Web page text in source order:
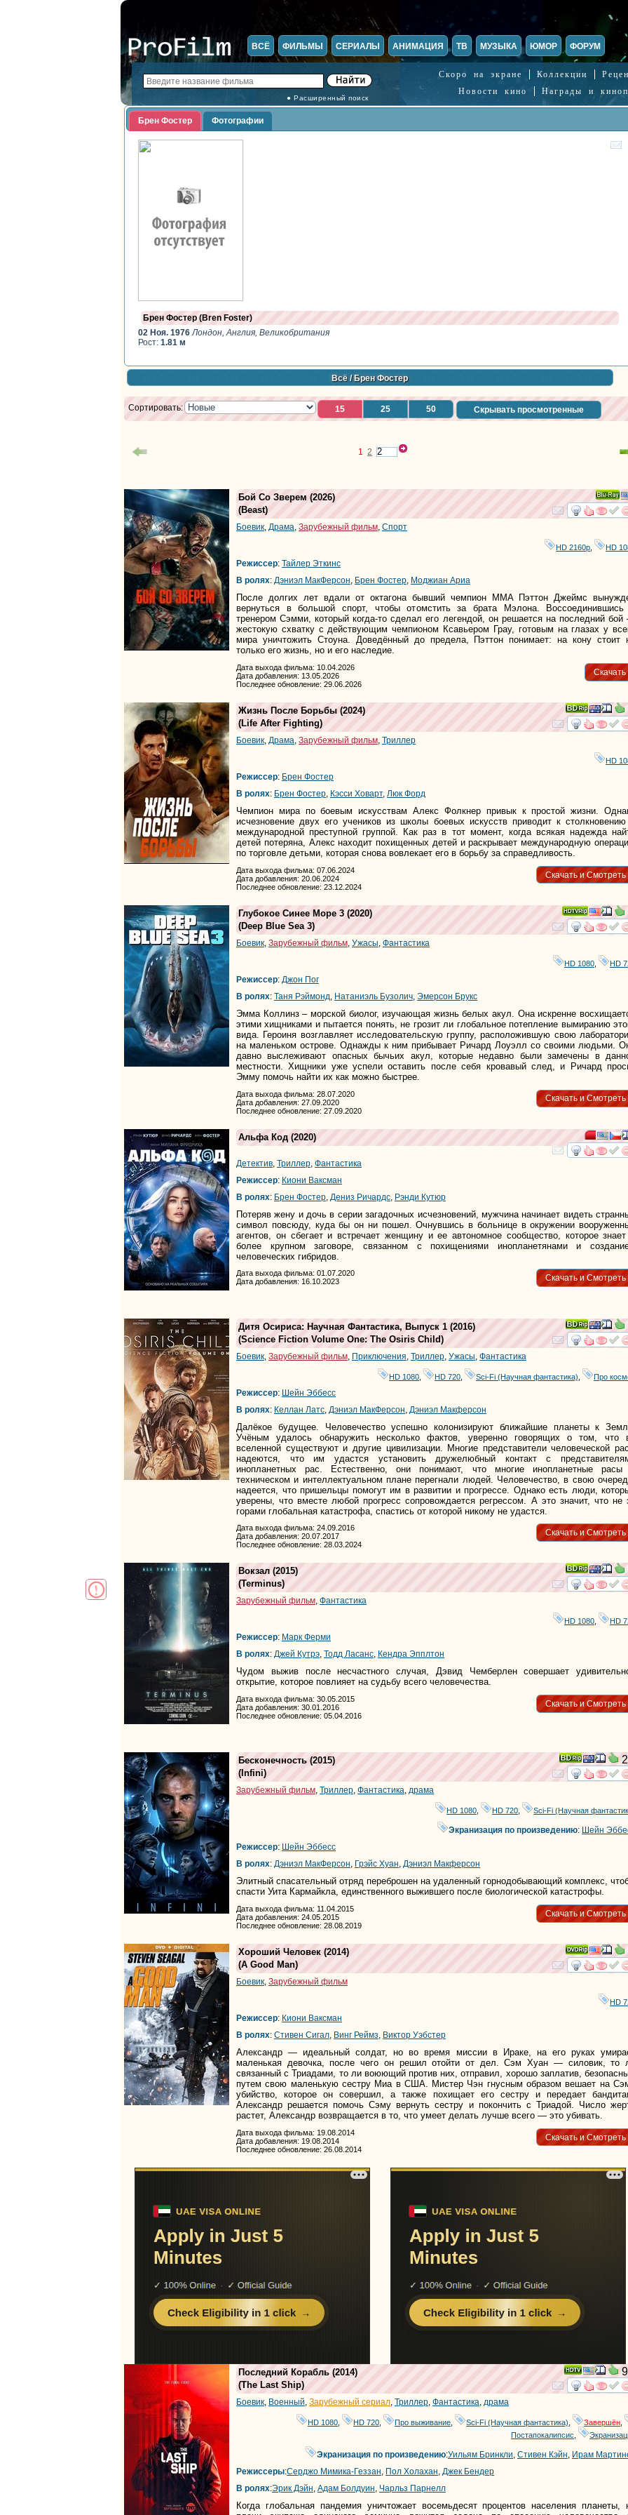
ВСЁ ФИЛЬМЫ СЕРИАЛЫ АНИМАЦИЯ ТВ МУЗЫКА ЮМОР ФОРУМ
● Расширенный поиск
Скоро на экране Коллекции
Новости кино
Награды и
Брен Фостер Фотографии
Брен Фостер (Bren Foster)
02 Ноя. 1976Лондон, Англия, Великобритания
Рост:1.81 м
Всё/ Брен Фостер
Сортировать: 15 25 50 Скрывать просмотренные
1 2
Ray
Бой Со Зверем (2026)
(Beast)
Боевик, Драма, Зарубежный фильм, Спорт
HD 2160р HD
Режиссер: Тайлер Эткинс
В ролях: Дэниэл МакФерсон, Брен Фостер, Моджиан Ариа
После долгих лет вдали от октагона бывший чемпион MMA Пэттон Джеймс
вернуться в большой спорт, чтобы отомстить за брата Мэлона.
тренером Сэмми, который когда-то сделал его легендой, он решается на последний
жестокую схватку с действующим чемпионом Ксавьером Грау, готовым на глазах у
мира уничтожить Стоуна. Доведённый до предела, Пэттон понимает: на кону стоит
только его жизнь, но и его наследие.
Скачать
Дата выхода фильма: 10.04.2026
Дата добавления: 13.05.2026
Последнее обновление: 29.06.2026
Жизнь После Борьбы (2024)
(Life After Fighting)
Боевик, Драма, Зарубежный фильм, Триллер
HD
Режиссер: Брен Фостер
В ролях: Брен Фостер, Кэсси Ховарт, Люк Форд
Чемпион мира по боевым искусствам Алекс Фолкнер привык к простой жизни.
исчезновение двух его учеников из школы боевых искусств приводит к
международной преступной группой. Как раз в тот момент, когда всякая надежда
детей потеряна, Алекс находит похищенных детей и раскрывает международную
по торговле детьми, которая снова вовлекает его в борьбу за справедливость.
Скачать и Смотреть
Дата выхода фильма: 07.06.2024
Дата добавления: 20.06.2024
Последнее обновление: 23.12.2024
Глубокое Синее Море 3 (2020)
(Deep Blue Sea 3)
Боевик Зарубежный фильм Ужасы Фантастика
HD 1080 HD
Режиссер: Джон Пог
В ролях: Таня Рэймонд Натаниэль Бузолич Эмерсон Брукс
Эмма Коллинз – морской биолог, изучающая жизнь белых акул. Она искренне
этими хищниками и пытается понять, не грозит ли глобальное потепление вымиранию
вида. Героиня возглавляет исследовательскую группу, расположившую свою
на маленьком острове. Однажды к ним прибывает Ричард Лоуэлл со своими людьми.
давно выслеживают опасных бычьих акул, которые недавно были замечены в
местности. Хищники уже успели оставить после себя кровавый след, и Ричард
Эмму помочь найти их как можно быстрее.
Скачать и Смотреть
Дата выхода фильма: 28.07.2020
Дата добавления: 27.09.2020
Последнее обновление: 27.09.2020
Альфа Код (2020)
Детектив Триллер Фантастика
Режиссер: Киони Ваксман
В ролях: Брен Фостер Дениз Ричардс Рэнди Кутюр
Потеряв жену и дочь в серии загадочных исчезновений, мужчина начинает видеть
символ повсюду, куда бы он ни пошел. Очнувшись в больнице в окружении
агентов, он сбегает и встречает женщину и ее автономное сообщество, которое
более крупном заговоре, связанном с похищениями инопланетянами и
человеческих гибридов.
Скачать и Смотреть
Дата выхода фильма: 01.07.2020
Дата добавления: 16.10.2023
Дитя Осириса: Научная Фантастика, Выпуск 1 (2016)
(Science Fiction Volume One: The Osiris Child)
Боевик Зарубежный фильм Приключения Триллер Ужасы Фантастика
HD 1080 HD 720 Sci-Fi (Научная фантастика) Про
Режиссер: Шейн Эббесс
В ролях: Келлан Латс Дэниэл МакФерсон Дэниэл Макферсон
Далёкое будущее. Человечество успешно колонизируют ближайшие планеты к
Учёным удалось обнаружить несколько фактов, уверенно говорящих о том, что
вселенной существуют и другие цивилизации. Многие представители человеческой
надеются, что им удастся установить дружелюбный контакт с
инопланетных рас. Естественно, они понимают, что многие инопланетные
техническом и интеллектуальном плане перегнали людей. Человечество, в свою
надеется, что пришельцы помогут им в развитии и прогрессе. Однако есть люди,
уверены, что вместе любой прогресс сопровождается регрессом. А это значит, что не
горами глобальная катастрофа, спастись от которой никому не удастся.
Скачать и Смотреть
Дата выхода фильма: 24.09.2016
Дата добавления: 20.07.2017
Последнее обновление: 28.03.2024
Вокзал (2015)
(Terminus)
Зарубежный фильм, Фантастика
HD 1080 HD
Режиссер: Марк Ферми
В ролях: Джей Кутрэ, Тодд Ласанс, Кендра Эпплтон
Чудом выжив после несчастного случая, Дэвид Чемберлен совершает
открытие, которое повлияет на судьбу всего человечества.
Скачать и Смотреть
Дата выхода фильма: 30.05.2015
Дата добавления: 30.01.2016
Последнее обновление: 05.04.2016
Бесконечность (2015)
(Infini)
Зарубежный фильм, Триллер, Фантастика, драма
HD 1080 HD 720 Sci-Fi (Научная
Экранизация по произведению: Шейн
Режиссер: Шейн Эббесс
В ролях: Дэниэл МакФерсон, Грэйс Хуан, Дэниэл Макферсон
Элитный спасательный отряд переброшен на удаленный горнодобывающий комплекс,
спасти Уита Кармайкла, единственного выжившего после биологической катастрофы.
Скачать и Смотреть
Дата выхода фильма: 11.04.2015
Дата добавления: 24.05.2015
Последнее обновление: 28.08.2019
Хороший Человек (2014)
(A Good Man)
Боевик, Зарубежный фильм
HD
Режиссер: Киони Ваксман
В ролях: Стивен Сигал, Винг Реймз, Виктор Уэбстер
Александр — идеальный солдат, но во время миссии в Ираке, на его руках
маленькая девочка, после чего он решил отойти от дел. Сэм Хуан — силовик, то
связанный с Триадами, то ли воюющий против них, отправил, хорошо заплатив,
путем свою маленькую сестру Миа в США. Мистер Чэн гнусным образом вешает на
убийство, которое он совершил, а также похищает его сестру и передает
Александр решается помочь Сэму вернуть сестру и покончить с Триадой. Число
растет, Александр возвращается в то, что умеет делать лучше всего — это убивать.
Скачать и Смотреть
Дата выхода фильма: 19.08.2014
Дата добавления: 19.08.2014
Последнее обновление: 26.08.2014
Последний Корабль (2014)
(The Last Ship)
Боевик, Военный, Зарубежный сериал, Триллер, Фантастика, драма
HD 1080 HD 720 Про выживание Sci-Fi (Научная фантастика) Завершён
Постапокалипсис
Экранизация по произведению:Уильям Бринкли, Стивен Кэйн, Ирам
Режиссеры:Серджо Мимика-Геззан, Пол Холахан, Джек Бендер
В ролях:Эрик Дэйн, Адам Болдуин, Чарльз Парнелл
Когда глобальная пандемия уничтожает восемьдесят процентов населения планеты,